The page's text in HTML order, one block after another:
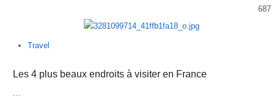
687
Travel
Les 4 plus beaux endroits à visiter en France
…